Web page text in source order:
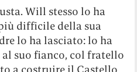
Will stesso lo ha
difficile della sua
lo ha lasciato: lo ha
suo fianco, col fratello